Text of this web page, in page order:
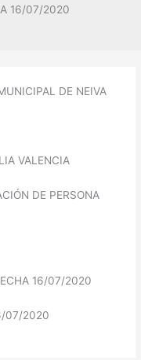
16/07/2020
DE NEIVA
VALENCIA
DE PERSONA
16/07/2020
07/2020